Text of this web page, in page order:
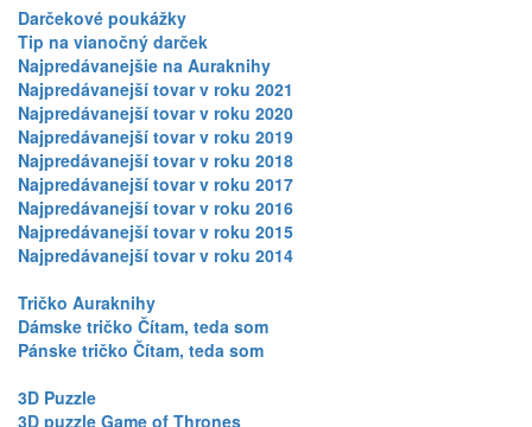
Darčekové poukážky
Tip na vianočný darček
Najpredávanejšie na Auraknihy
Najpredávanejší tovar v roku 2021
Najpredávanejší tovar v roku 2020
Najpredávanejší tovar v roku 2019
Najpredávanejší tovar v roku 2018
Najpredávanejší tovar v roku 2017
Najpredávanejší tovar v roku 2016
Najpredávanejší tovar v roku 2015
Najpredávanejší tovar v roku 2014
Tričko Auraknihy
Dámske tričko Čítam, teda som
Pánske tričko Čítam, teda som
3D Puzzle
3D puzzle Game of Thrones